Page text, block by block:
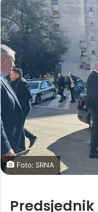
Foto: SRNA